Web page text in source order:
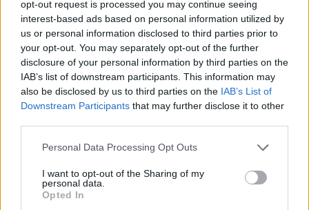
opt-out request is processed you may continue seeing
interest-based ads based on personal information utilized by
us or personal information disclosed to third parties prior to
your opt-out. You may separately opt-out of the further
disclosure of your personal information by third parties on the
IAB’s list of downstream participants. This information may
also be disclosed by us to third parties on the IAB’s List of
Downstream Participants that may further disclose it to other
Personal Data Processing Opt Outs
I want to opt-out of the Sharing of my
personal data.
Opted In
GIANNINO S.S.
GL FOOD &
BEVERAGE SRLS
0-1 milioni Carpino
BEERMAC S.R.L. 0-1 milioni Carpino
2